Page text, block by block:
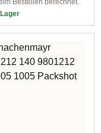
Bestellen berechnet.